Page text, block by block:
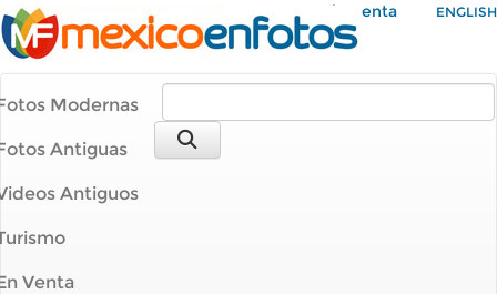
Mi Cuenta ENGLISH
Modernas
Antiguas
Antiguos
Venta